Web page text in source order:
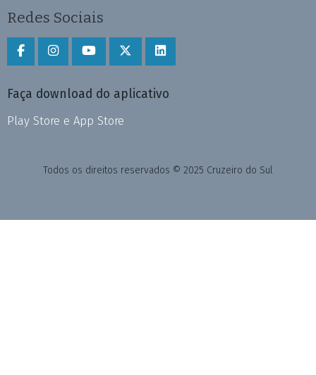
Redes Sociais
Faça download do aplicativo
Play Store e App Store
Todos os direitos reservados © 2025 Cruzeiro do Sul